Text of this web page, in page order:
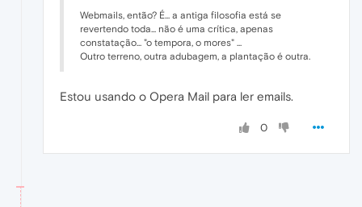
Webmails, então? É... a antiga filosofia está se
revertendo toda... não é uma crítica, apenas
constatação... "o tempora, o mores" ...
Outro terreno, outra adubagem, a plantação é outra.
Estou usando o Opera Mail para ler emails.
0